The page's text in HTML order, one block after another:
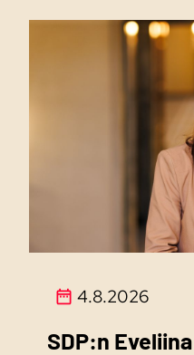
4.8.2026
SDP:n